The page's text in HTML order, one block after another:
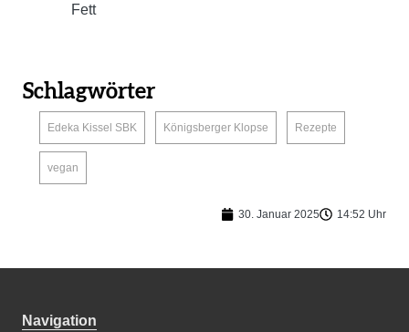
Fett
Schlagwörter
Edeka Kissel SBK
Königsberger Klopse
Rezepte
vegan
30. Januar 2025 14:52 Uhr
Navigation